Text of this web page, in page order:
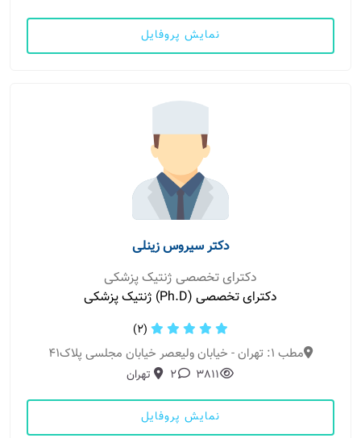
نمایش پروفایل
دکتر سیروس زینلی
دکترای تخصصی ژنتیک پزشکی
دکترای تخصصی (Ph.D) ژنتیک پزشکی
(2)
مطب 1: تهران - خیابان ولیعصر خیابان مجلسی پلاک41
3811
2 تهران
نمایش پروفایل